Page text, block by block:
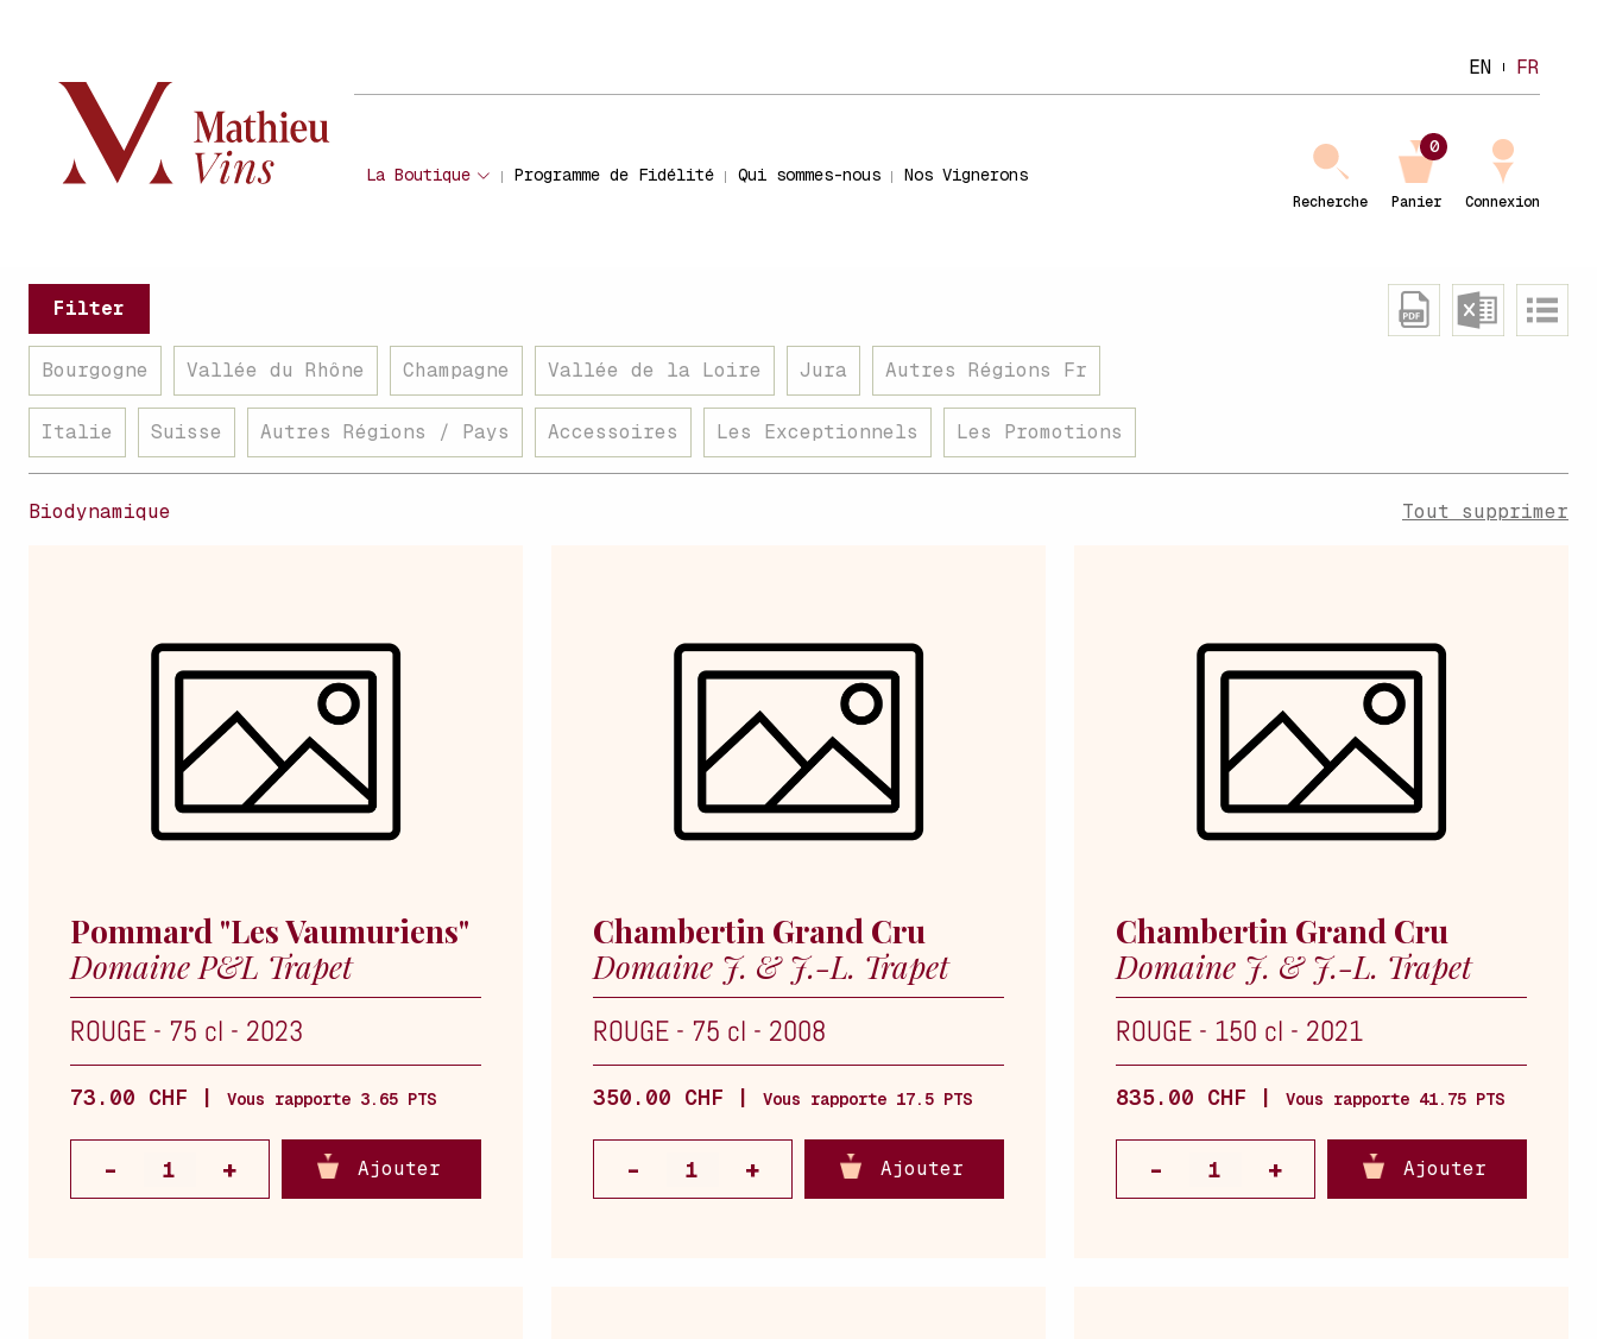
EN FR
La Boutique Programme de Fidélité Qui sommes-nous Nos Vignerons
Recherche Panier
0
Connexion
Filter
Bourgogne Vallée du Rhône Champagne Vallée de la Loire Jura Autres Régions Fr
Italie Suisse Autres Régions / Pays Accessoires Les Exceptionnels Les Promotions
Biodynamique Tout supprimer
Pommard "Les Vaumuriens"
Domaine P&L Trapet
ROUGE - 75 cl - 2023
73.00 CHF | Vous rapporte 3.65 PTS
Ajouter
Chambertin Grand Cru
Domaine J. & J.-L. Trapet
ROUGE - 75 cl - 2008
350.00 CHF | Vous rapporte 17.5 PTS
Ajouter
Chambertin Grand Cru
Domaine J. & J.-L. Trapet
ROUGE - 150 cl - 2021
835.00 CHF | Vous rapporte 41.75 PTS
Ajouter